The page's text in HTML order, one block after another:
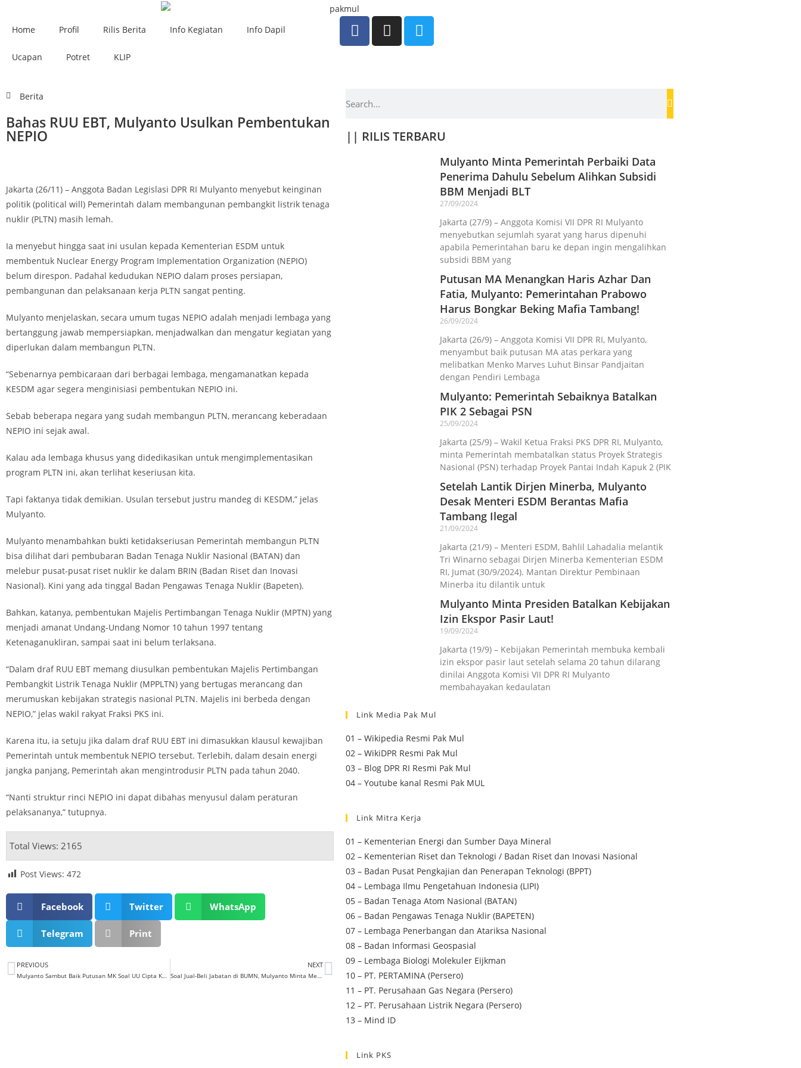
Home Profil Rilis Berita Info Kegiatan Info Dapil
Ucapan Potret KLIP
Berita
Bahas RUU EBT, Mulyanto Usulkan Pembentukan
NEPIO
Jakarta (26/11) – Anggota Badan Legislasi DPR RI Mulyanto menyebut keinginan
politik (political will) Pemerintah dalam membangunan pembangkit listrik tenaga
nuklir (PLTN) masih lemah.
Ia menyebut hingga saat ini usulan kepada Kementerian ESDM untuk
membentuk Nuclear Energy Program Implementation Organization (NEPIO)
belum direspon. Padahal kedudukan NEPIO dalam proses persiapan,
pembangunan dan pelaksanaan kerja PLTN sangat penting.
Mulyanto menjelaskan, secara umum tugas NEPIO adalah menjadi lembaga yang
bertanggung jawab mempersiapkan, menjadwalkan dan mengatur kegiatan yang
diperlukan dalam membangun PLTN.
“Sebenarnya pembicaraan dari berbagai lembaga, mengamanatkan kepada
KESDM agar segera menginisiasi pembentukan NEPIO ini.
Sebab beberapa negara yang sudah membangun PLTN, merancang keberadaan
NEPIO ini sejak awal.
Kalau ada lembaga khusus yang didedikasikan untuk mengimplementasikan
program PLTN ini, akan terlihat keseriusan kita.
Tapi faktanya tidak demikian. Usulan tersebut justru mandeg di KESDM,” jelas
Mulyanto.
Mulyanto menambahkan bukti ketidakseriusan Pemerintah membangun PLTN
bisa dilihat dari pembubaran Badan Tenaga Nuklir Nasional (BATAN) dan
melebur pusat-pusat riset nuklir ke dalam BRIN (Badan Riset dan Inovasi
Nasional). Kini yang ada tinggal Badan Pengawas Tenaga Nuklir (Bapeten).
Bahkan, katanya, pembentukan Majelis Pertimbangan Tenaga Nuklir (MPTN) yang
menjadi amanat Undang-Undang Nomor 10 tahun 1997 tentang
Ketenaganukliran, sampai saat ini belum terlaksana.
“Dalam draf RUU EBT memang diusulkan pembentukan Majelis Pertimbangan
Pembangkit Listrik Tenaga Nuklir (MPPLTN) yang bertugas merancang dan
merumuskan kebijakan strategis nasional PLTN. Majelis ini berbeda dengan
NEPIO,” jelas wakil rakyat Fraksi PKS ini.
Karena itu, ia setuju jika dalam draf RUU EBT ini dimasukkan klausul kewajiban
Pemerintah untuk membentuk NEPIO tersebut. Terlebih, dalam desain energi
jangka panjang, Pemerintah akan mengintrodusir PLTN pada tahun 2040.
“Nanti struktur rinci NEPIO ini dapat dibahas menyusul dalam peraturan
pelaksananya,” tutupnya.
Total Views: 2165
Post Views: 472
Facebook Twitter WhatsApp
Telegram Print
PREVIOUS
Mulyanto Sambut Baik Putusan MK Soal UU Cipta Kerja
NEXT
Soal Jual-Beli Jabatan di BUMN, Mulyanto Minta Menteri Erick Jangan Asal Bicara
|| RILIS TERBARU
Mulyanto Minta Pemerintah Perbaiki Data
Penerima Dahulu Sebelum Alihkan Subsidi
BBM Menjadi BLT
27/09/2024
Jakarta (27/9) – Anggota Komisi VII DPR RI Mulyanto
menyebutkan sejumlah syarat yang harus dipenuhi
apabila Pemerintahan baru ke depan ingin mengalihkan
subsidi BBM yang
Putusan MA Menangkan Haris Azhar Dan
Fatia, Mulyanto: Pemerintahan Prabowo
Harus Bongkar Beking Mafia Tambang!
26/09/2024
Jakarta (26/9) – Anggota Komisi VII DPR RI, Mulyanto,
menyambut baik putusan MA atas perkara yang
melibatkan Menko Marves Luhut Binsar Pandjaitan
dengan Pendiri Lembaga
Mulyanto: Pemerintah Sebaiknya Batalkan
PIK 2 Sebagai PSN
25/09/2024
Jakarta (25/9) – Wakil Ketua Fraksi PKS DPR RI, Mulyanto,
minta Pemerintah membatalkan status Proyek Strategis
Nasional (PSN) terhadap Proyek Pantai Indah Kapuk 2 (PIK
Setelah Lantik Dirjen Minerba, Mulyanto
Desak Menteri ESDM Berantas Mafia
Tambang Ilegal
21/09/2024
Jakarta (21/9) – Menteri ESDM, Bahlil Lahadalia melantik
Tri Winarno sebagai Dirjen Minerba Kementerian ESDM
RI, Jumat (30/9/2024). Mantan Direktur Pembinaan
Minerba itu dilantik untuk
Mulyanto Minta Presiden Batalkan Kebijakan
Izin Ekspor Pasir Laut!
19/09/2024
Jakarta (19/9) – Kebijakan Pemerintah membuka kembali
izin ekspor pasir laut setelah selama 20 tahun dilarang
dinilai Anggota Komisi VII DPR RI Mulyanto
membahayakan kedaulatan
Link Media Pak Mul
01 – Wikipedia Resmi Pak Mul
02 – WikiDPR Resmi Pak Mul
03 – Blog DPR RI Resmi Pak Mul
04 – Youtube kanal Resmi Pak MUL
Link Mitra Kerja
01 – Kementerian Energi dan Sumber Daya Mineral
02 – Kementerian Riset dan Teknologi / Badan Riset dan Inovasi Nasional
03 – Badan Pusat Pengkajian dan Penerapan Teknologi (BPPT)
04 – Lembaga Ilmu Pengetahuan Indonesia (LIPI)
05 – Badan Tenaga Atom Nasional (BATAN)
06 – Badan Pengawas Tenaga Nuklir (BAPETEN)
07 – Lembaga Penerbangan dan Atariksa Nasional
08 – Badan Informasi Geospasial
09 – Lembaga Biologi Molekuler Eijkman
10 – PT. PERTAMINA (Persero)
11 – PT. Perusahaan Gas Negara (Persero)
12 – PT. Perusahaan Listrik Negara (Persero)
13 – Mind ID
Link PKS